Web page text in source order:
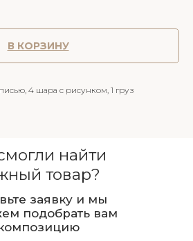
В КОРЗИНУ
4 шара с рисунком, 1 груз
найти
товар?
заявку и мы
подобрать вам